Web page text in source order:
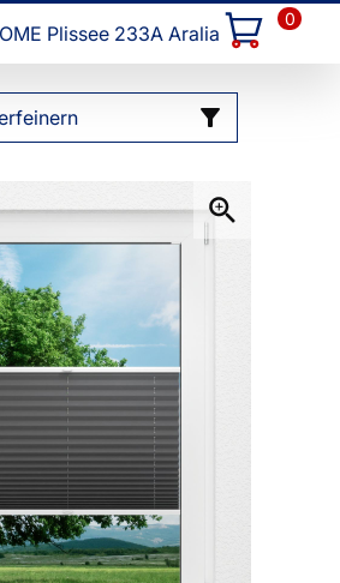
Plissee 233A Aralia
0